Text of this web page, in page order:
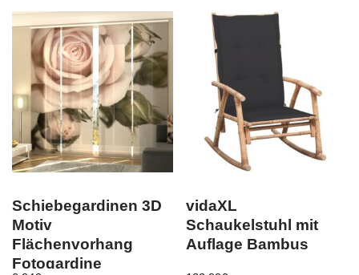
Schiebegardinen 3D
Motiv
Flächenvorhang
Fotogardine
vidaXL
Schaukelstuhl mit
Auflage Bambus